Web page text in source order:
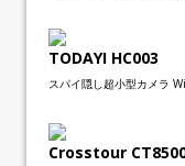
TODAYI HC003
スパイ隠し超小型カメラ
Crosstour